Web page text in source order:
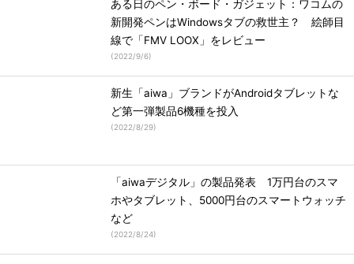
ある日のペン・ボード・ガジェット：ワコムの
新開発ペンはWindowsタブの救世主？ 絵師目
線で「FMV LOOX」をレビュー
(2022/9/6)
新生「aiwa」ブランドがAndroidタブレットな
ど第一弾製品6機種を投入
(2022/8/29)
「aiwaデジタル」の製品発表 1万円台のスマ
ホやタブレット、5000円台のスマートウォッチ
など
(2022/8/24)